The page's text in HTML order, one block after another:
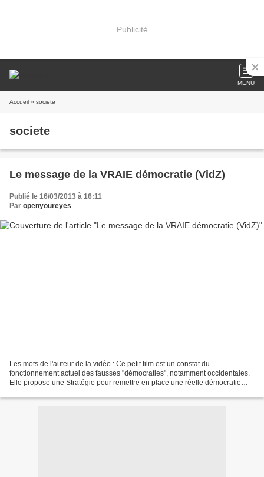
Publicité
MENU
Accueil » societe
societe
Le message de la VRAIE démocratie (VidZ)
Publié le 16/03/2013 à 16:11
Par openyoureyes
Les mots de l'auteur de la vidéo : Ce petit film est un constat du
fonctionnement actuel des fausses "démocraties", notamment occidentales.
Elle propose une Stratégie pour remettre en place une réelle démocratie